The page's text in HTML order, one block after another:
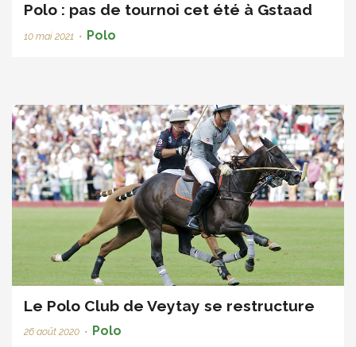
Polo : pas de tournoi cet été à Gstaad
10 mai 2021 • Polo
Le Polo Club de Veytay se restructure
26 août 2020 • Polo